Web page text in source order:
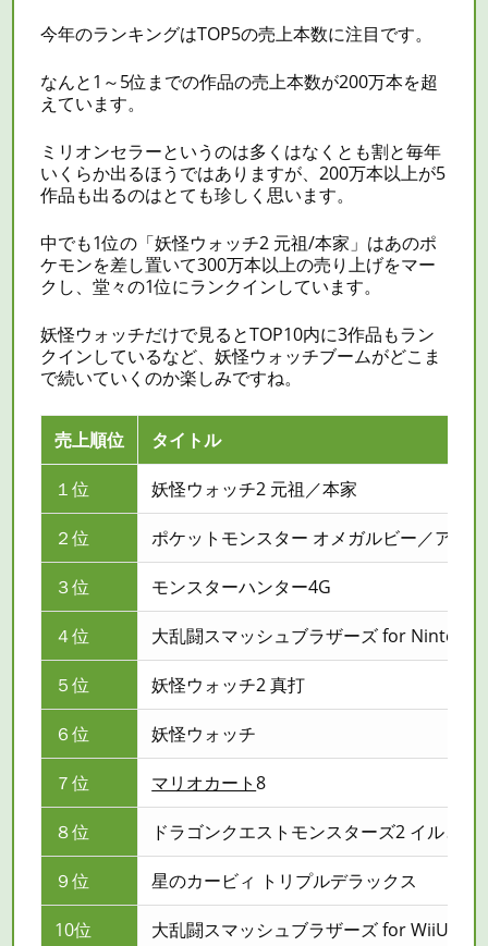
今年のランキングはTOP5の売上本数に注目です。
なんと1～5位までの作品の売上本数が200万本を超
えています。
ミリオンセラーというのは多くはなくとも割と毎年
いくらか出るほうではありますが、200万本以上が5
作品も出るのはとても珍しく思います。
中でも1位の「妖怪ウォッチ2 元祖/本家」はあのポ
ケモンを差し置いて300万本以上の売り上げをマー
クし、堂々の1位にランクインしています。
妖怪ウォッチだけで見るとTOP10内に3作品もラン
クインしているなど、妖怪ウォッチブームがどこま
で続いていくのか楽しみですね。
売上順位 タイトル
１位 妖怪ウォッチ2 元祖／本家
２位 ポケットモンスター オメガルビー／アル
３位 モンスターハンター4G
４位 大乱闘スマッシュブラザーズ for
５位 妖怪ウォッチ2 真打
６位 妖怪ウォッチ
７位 マリオカート8
８位 ドラゴンクエストモンスターズ2 イルと
９位 星のカービィ トリプルデラックス
10位 大乱闘スマッシュブラザーズ for WiiU